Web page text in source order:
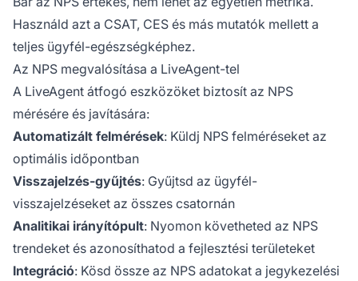
Használd azt a CSAT, CES és más mutatók mellett a
teljes ügyfél-egészségképhez.
Az NPS megvalósítása a LiveAgent-tel
A LiveAgent átfogó eszközöket biztosít az NPS
mérésére és javítására:
Automatizált felmérések: Küldj NPS felméréseket az
optimális időpontban
Visszajelzés-gyűjtés: Gyűjtsd az ügyfél-
visszajelzéseket az összes csatornán
Analitikai irányítópult: Nyomon követheted az NPS
trendeket és azonosíthatod a fejlesztési területeket
Integráció: Kösd össze az NPS adatokat a jegykezelési